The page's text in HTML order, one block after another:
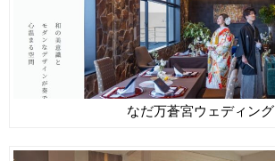
なだ万蒼宮ウェディング